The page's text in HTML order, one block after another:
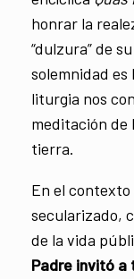
honrar la
“dulzura” de
solemnidad
liturgia nos
meditación de
tierra.
En el contexto
secularizado,
de la vida
Padre invitó a